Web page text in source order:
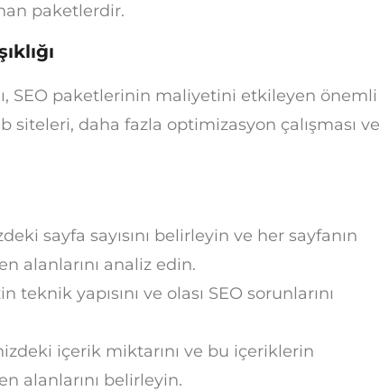
paketlerdir.
SEO paketlerinin maliyetini etkileyen önemli
daha fazla optimizasyon çalışması ve
sayfa sayısını belirleyin ve her sayfanın
alanlarını analiz edin.
teknik yapısını ve olası SEO sorunlarını
içerik miktarını ve bu içeriklerin
alanlarını belirleyin.